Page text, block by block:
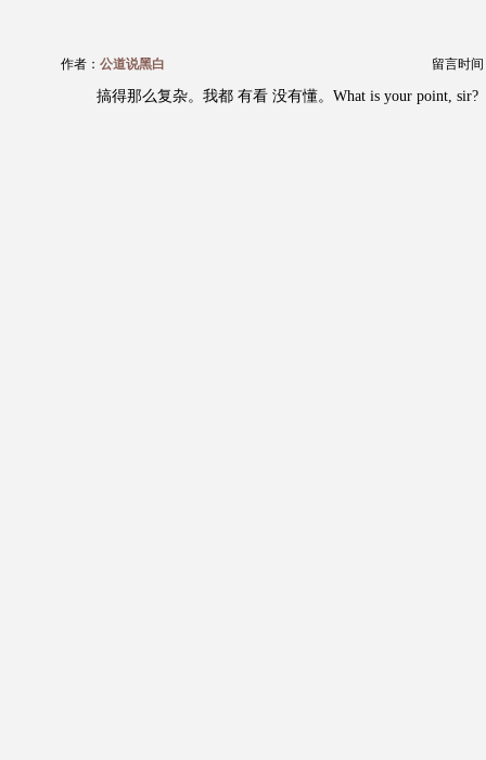
作者： 公道说黑白 留言时间
搞得那么复杂。我都 有看 没有懂。What is your point, sir?